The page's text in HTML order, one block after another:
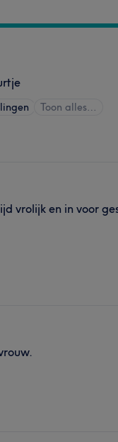
Toon alles…
vrolijk en in voor